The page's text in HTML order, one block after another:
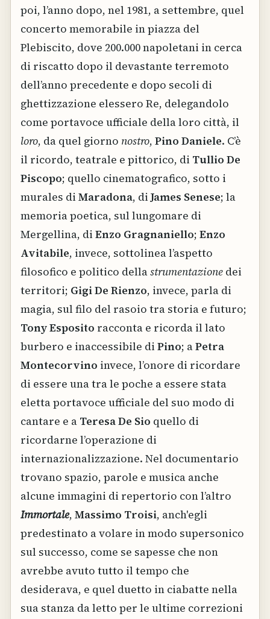
poi, l’anno dopo, nel 1981, a settembre, quel
concerto memorabile in piazza del
Plebiscito, dove 200.000 napoletani in cerca
di riscatto dopo il devastante terremoto
dell’anno precedente e dopo secoli di
ghettizzazione elessero Re, delegandolo
come portavoce ufficiale della loro città, il
loro, da quel giorno nostro, Pino Daniele. C’è
il ricordo, teatrale e pittorico, di Tullio De
Piscopo; quello cinematografico, sotto i
murales diMaradona, diJames Senese; la
memoria poetica, sul lungomare di
Mergellina, diEnzo Gragnaniello; Enzo
Avitabile, invece, sottolinea l’aspetto
filosofico e politico dellastrumentazionedei
territori; Gigi De Rienzo, invece, parla di
magia, sul filo del rasoio tra storia e futuro;
Tony Esposito racconta e ricorda il lato
burbero e inaccessibile diPino; aPetra
Montecorvino invece, l’onore di ricordare
di essere una tra le poche a essere stata
eletta portavoce ufficiale del suo modo di
cantare e a Teresa De Sio quello di
ricordarne l’operazione di
internazionalizzazione. Nel documentario
trovano spazio, parole e musica anche
alcune immagini di repertorio con l’altro
Immortale, Massimo Troisi, anch'egli
predestinato a volare in modo supersonico
sul successo, come se sapesse che non
avrebbe avuto tutto il tempo che
desiderava, e quel duetto in ciabatte nella
sua stanza da letto per le ultime correzioni